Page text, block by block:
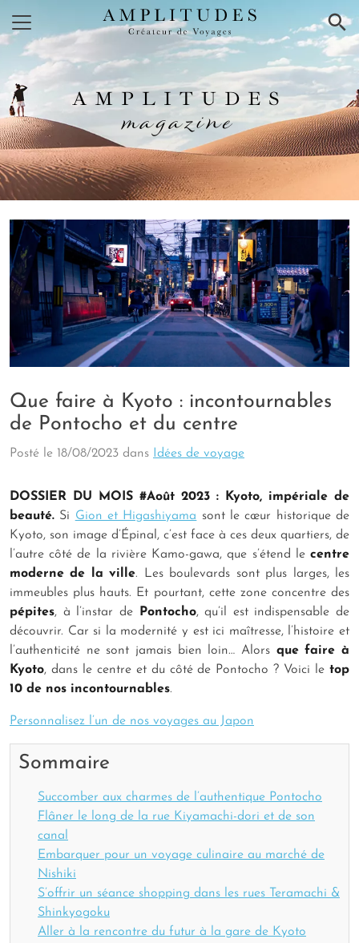
×
AMPLITUDES
magazine
Que faire à Kyoto : incontournables
de Pontocho et du centre
Posté le 18/08/2023 dans Idées de voyage
DOSSIER DU MOIS #Août 2023 : Kyoto, impériale de
beauté. Si Gion et Higashiyama sont le cœur historique de
Kyoto, son image d’Épinal, c’est face à ces deux quartiers, de
l’autre côté de la rivière Kamo-gawa, que s’étend le centre
moderne de la ville. Les boulevards sont plus larges, les
immeubles plus hauts. Et pourtant, cette zone concentre des
pépites, à l’instar de Pontocho, qu’il est indispensable de
découvrir. Car si la modernité y est ici maîtresse, l’histoire et
l’authenticité ne sont jamais bien loin… Alors que faire à
Kyoto, dans le centre et du côté de Pontocho ? Voici le top
10 de nos incontournables.
Personnalisez l’un de nos voyages au Japon
Sommaire
Succomber aux charmes de l’authentique Pontocho
Flâner le long de la rue Kiyamachi-dori et de son
canal
Embarquer pour un voyage culinaire au marché de
Nishiki
S’offrir un séance shopping dans les rues Teramachi &
Shinkyogoku
Aller à la rencontre du futur à la gare de Kyoto